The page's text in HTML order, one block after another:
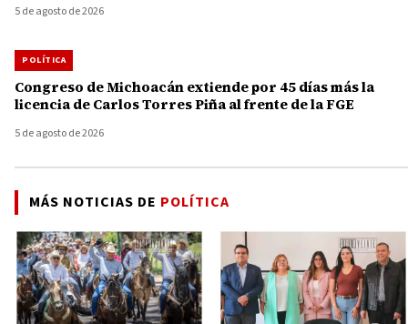
5 de agosto de 2026
POLÍTICA
Congreso de Michoacán extiende por 45 días más la
licencia de Carlos Torres Piña al frente de la FGE
5 de agosto de 2026
MÁS NOTICIAS DE POLÍTICA